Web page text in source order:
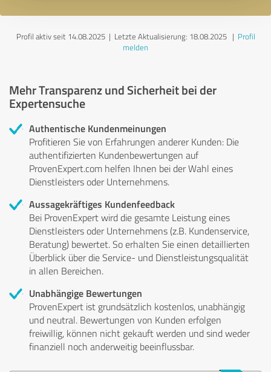
Profil aktiv seit 14.08.2025 | Letzte Aktualisierung: 18.08.2025| Profil
melden
Mehr Transparenz und Sicherheit bei der
Expertensuche
Authentische Kundenmeinungen
Profitieren Sie von Erfahrungen anderer Kunden: Die
authentifizierten Kundenbewertungen auf
ProvenExpert.com helfen Ihnen bei der Wahl eines
Dienstleisters oder Unternehmens.
Aussagekräftiges Kundenfeedback
Bei ProvenExpert wird die gesamte Leistung eines
Dienstleisters oder Unternehmens (z.B. Kundenservice,
Beratung) bewertet. So erhalten Sie einen detaillierten
Überblick über die Service- und Dienstleistungsqualität
in allen Bereichen.
Unabhängige Bewertungen
ProvenExpert ist grundsätzlich kostenlos, unabhängig
und neutral. Bewertungen von Kunden erfolgen
freiwillig, können nicht gekauft werden und sind weder
finanziell noch anderweitig beeinflussbar.